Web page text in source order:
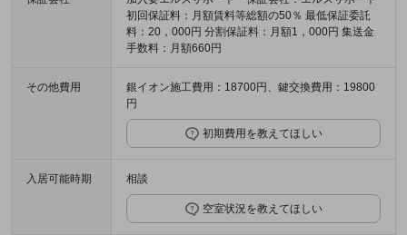
初回保証料：月額賃料等総額の50％ 最低保証委託
料：20，000円 分割保証料：月額1，000円 集送金
手数料：月額660円
その他費用
銀イオン施工費用：18700円、鍵交換費用：19800
円
初期費用を教えてほしい
入居可能時期 相談
空室状況を教えてほしい